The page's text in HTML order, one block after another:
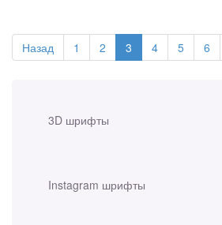
3D шрифты
Instagram шрифты
Назад 1 2 3 4 5 6